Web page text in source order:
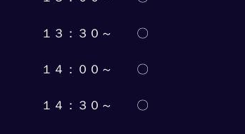
１３：３０～　　〇
１４：００～　　〇
１４：３０～　　〇